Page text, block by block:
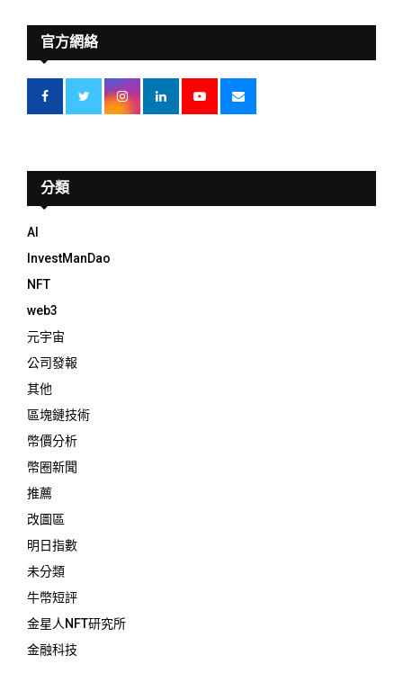
官方網絡
分類
AI
InvestManDao
NFT
web3
元宇宙
公司發報
其他
區塊鏈技術
幣價分析
幣圈新聞
推薦
改圖區
明日指數
未分類
牛幣短評
金星人NFT研究所
金融科技